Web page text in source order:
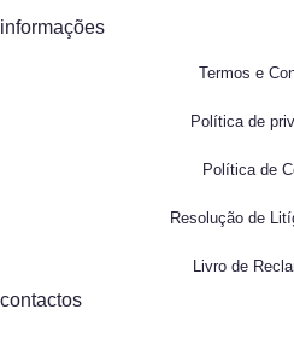
informações
Termos e
Política de
Política de
Resolução de
Livro de
contactos